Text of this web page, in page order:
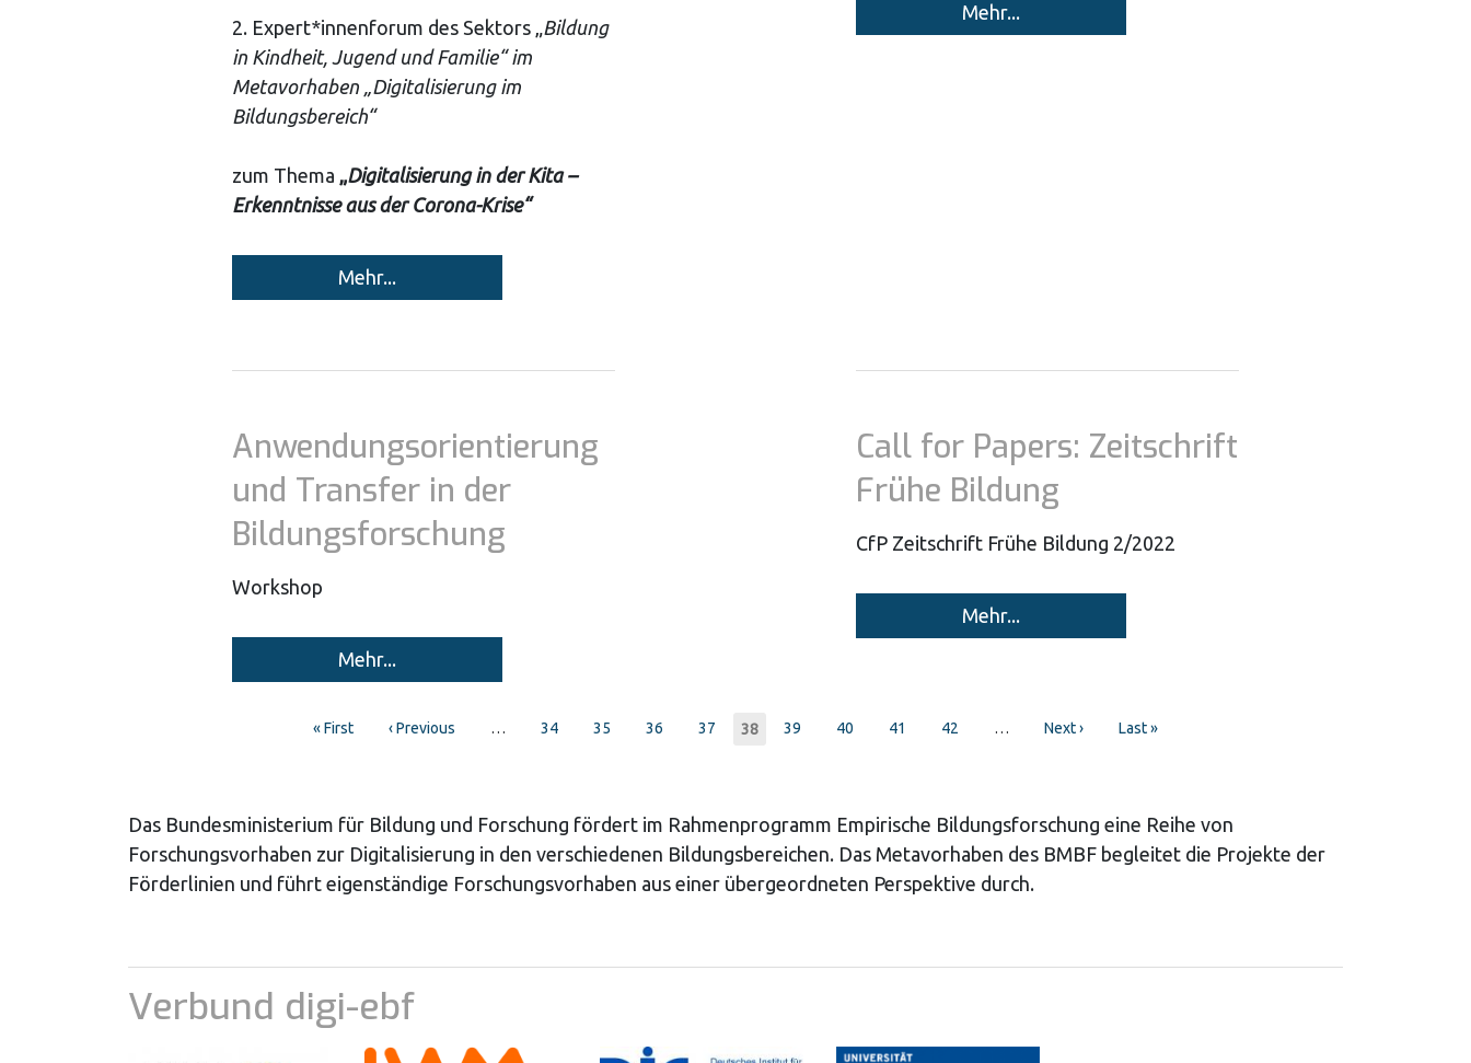
2. Expert*innenforum des Sektors „Bildung
in Kindheit, Jugend und Familie“ im
Metavorhaben „Digitalisierung im
Bildungsbereich“
zum Thema „Digitalisierung in der Kita –
Erkenntnisse aus der Corona-Krise“
Mehr...
Mehr...
Anwendungsorientierung
und Transfer in der
Bildungsforschung
Workshop
Mehr...
Call for Papers: Zeitschrift
Frühe Bildung
CfP Zeitschrift Frühe Bildung 2/2022
Mehr...
First
« First
Previous
‹ Previous … Page
34 Page
35 Page
36 Page
37
Current
38 Page
39 Page
40 Page
41 Page
42 …
Next
Next ›
Last
Last »
Das Bundesministerium für Bildung und Forschung fördert im Rahmenprogramm Empirische Bildungsforschung eine Reihe von
Forschungsvorhaben zur Digitalisierung in den verschiedenen Bildungsbereichen. Das Metavorhaben des BMBF begleitet die Projekte der
Förderlinien und führt eigenständige Forschungsvorhaben aus einer übergeordneten Perspektive durch.
Verbund digi-ebf